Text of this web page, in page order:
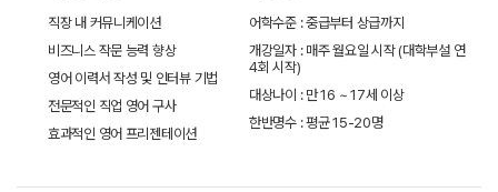
직장 내 커뮤니케이션
비즈니스 작문 능력 향상
영어 이력서 작성 및 인터뷰 기법
전문적인 직업 영어 구사
효과적인 영어 프리젠테이션
어학수준 : 중급부터 상급까지
개강일자 : 매주 월요일 시작 (대학부설 연
4회 시작)
대상나이 : 만 16 ~ 17세 이상
한반명수 : 평균 15-20명